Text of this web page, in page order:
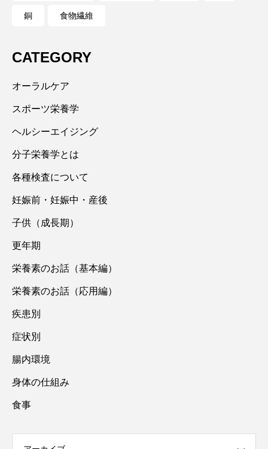
銅 食物繊維
CATEGORY
オーラルケア
スポーツ栄養学
ヘルシーエイジング
分子栄養学とは
各種検査について
妊娠前・妊娠中・産後
子供（成長期）
更年期
栄養素のお話（基本編）
栄養素のお話（応用編）
疾患別
症状別
腸内環境
身体の仕組み
食事